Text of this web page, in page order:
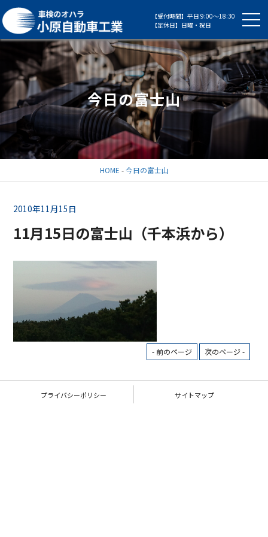
【受付時間】平日 9:00～18:30
【定休日】日曜・祝日
今日の富士山
HOME -今日の富士山
2010年11月15日
11月15日の富士山（千本浜から）
- 前のページ 次のページ -
プライバシーポリシー サイトマップ